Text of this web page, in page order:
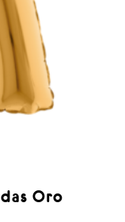
Oro
elegir
en
la
página
de
producto